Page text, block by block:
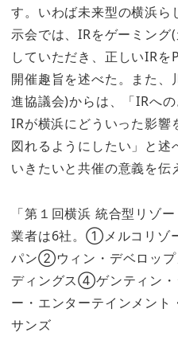
す。いわば未来型の横浜ら
示会では、IRをゲーミング
していただき、正しいIRを
開催趣旨を述べた。また、
進協議会)からは、「IRへ
IRが横浜にどういった影響
図れるようにしたい」と述
いきたいと共催の意義を伝
「第１回横浜 統合型リゾ
業者は6社。①メルコリゾ
パン②ウィン・デベロッ
ディングス④ゲンティン
ー・エンターテインメン
サンズ